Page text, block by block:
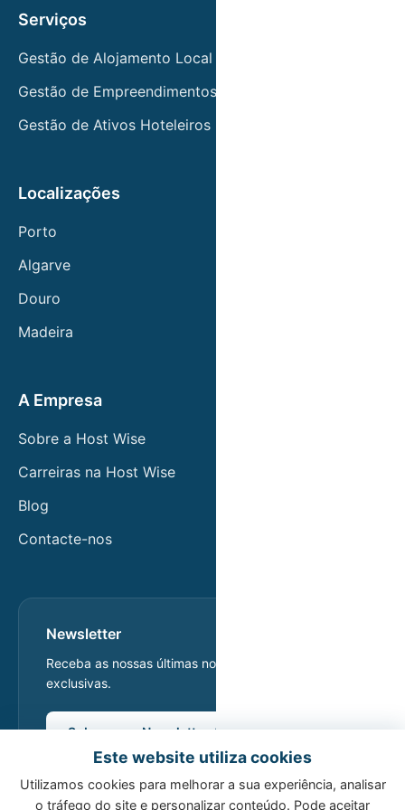
Serviços
Gestão de Alojamento Local
Gestão de Empreendimentos Turísticos
Gestão de Ativos Hoteleiros
Localizações
Porto
Algarve
Douro
Madeira
A Empresa
Sobre a Host Wise
Carreiras na Host Wise
Blog
Contacte-nos
Newsletter
Receba as nossas últimas notícias e ofertas
exclusivas.
Subscrever Newsletter
Este website utiliza cookies
Utilizamos cookies para melhorar a sua experiência, analisar
o tráfego do site e personalizar conteúdo. Pode aceitar